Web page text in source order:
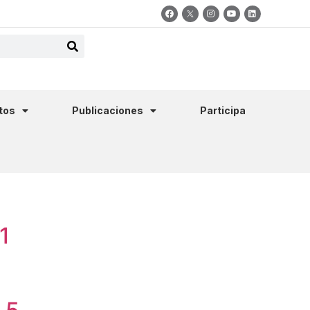
Publicaciones
Participa